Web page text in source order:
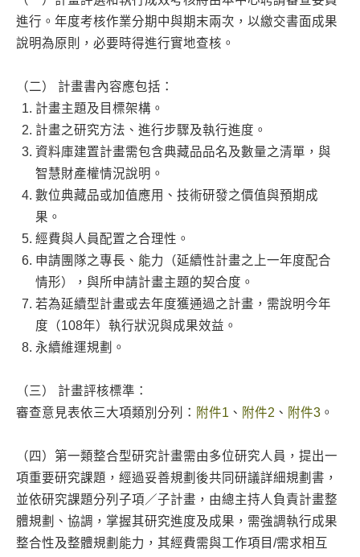
進行。年度考核作業分期中與期末兩次，以繳交書面成果
說明為原則，必要時得進行實地查核。
（二） 計畫書內容應包括：
計畫主題及目標架構。
計畫之研究方法、進行步驟及執行進度。
資料庫建置計畫需包含典藏品品名及數量之清單，與
智慧財產權情況說明。
數位典藏品或加值應用、技術研發之價值與預期成
果。
經費與人員配置之合理性。
申請團隊之專長、能力（延續性計畫之上一年度配合
情形），與所申請計畫主題的契合度。
若為延續型計畫或去年度獲通過之計畫，需說明今年
度（108年）執行狀況與成果效益。
永續維運規劃。
（三） 計畫評核標準：
審查意見表依三大項類別分列： 附件1、 附件2 、 附件3。
（四）第一類整合型研究計畫需由多位研究人員，提出一
項重要研究課題，經過妥善規劃後共同研議詳細規劃書，
並依研究課題分列子項／子計畫，由總主持人負責計畫整
體規劃、協調，掌握其研究進度及成果，需強調執行成果
整合性及整體規劃能力，其經費需與工作項目/需求相互